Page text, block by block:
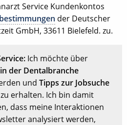
Service Kundenkontos
der Deutscher
GmbH, 33611 Bielefeld. zu.
Ich möchte über
der Dentalbranche
undTipps zur Jobsuche
zu erhalten. Ich bin damit
dass meine Interaktionen
analysiert werden,